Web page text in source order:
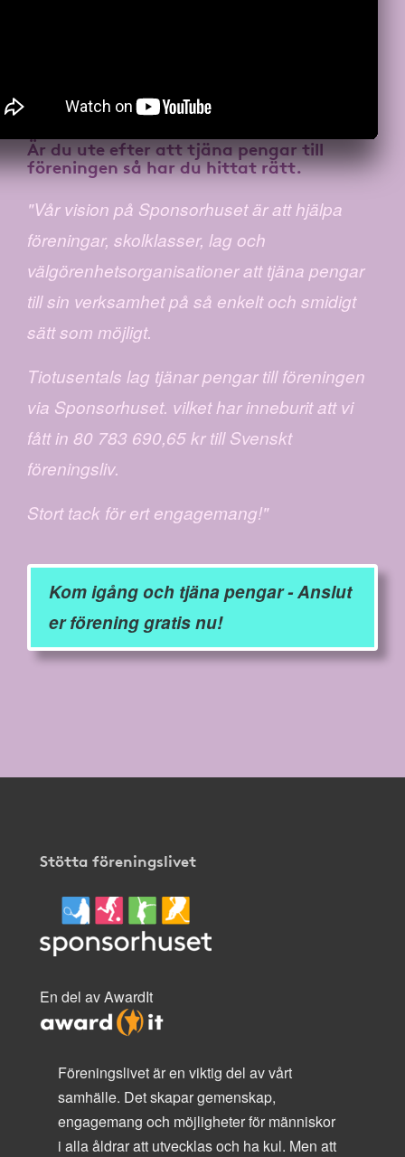
Är du ute efter atttjäna pengar till
föreningenså har du hittat rätt.
"Vår vision på Sponsorhuset är att hjälpa
föreningar, skolklasser, lag och
välgörenhetsorganisationer att tjäna pengar
till sin verksamhet på så enkelt och smidigt
sätt som möjligt.
Tiotusentals lag tjänar pengar till föreningen
via Sponsorhuset. vilket har inneburit att vi
fått in 80 783 690,65 kr till Svenskt
föreningsliv.
Stort tack för ert engagemang!"
Kom igång och tjäna pengar - Anslut
er förening gratis nu!
Stötta föreningslivet
En del av AwardIt
Föreningslivet är en viktig del av vårt
samhälle. Det skapar gemenskap,
engagemang och möjligheter för människor
i alla åldrar att utvecklas och ha kul. Men att